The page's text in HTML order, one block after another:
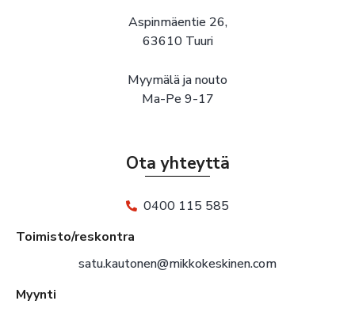
Aspinmäentie 26,
63610 Tuuri
Myymälä ja nouto
Ma-Pe 9-17
Ota yhteyttä
0400 115 585
Toimisto/reskontra
satu.kautonen@mikkokeskinen.com
Myynti